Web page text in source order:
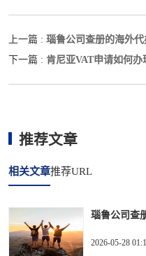
上一篇 : 瑙鲁公司查册的海外
下一篇 : 肯尼亚VAT申请如何办
推荐文章
相关文章推荐URL
瑙鲁公司查
2026-05-28